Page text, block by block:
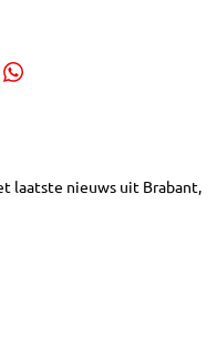
laatste nieuws uit Brabant,